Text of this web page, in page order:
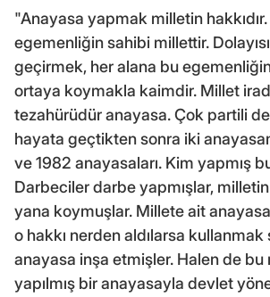
"Anayasa yapmak milletin
egemenliğin sahibi millettir.
geçirmek, her alana bu
ortaya koymakla kaimdir. Millet
tezahürüdür anayasa. Çok partili
hayata geçtikten sonra iki
ve 1982 anayasaları. Kim yapmış
Darbeciler darbe yapmışlar,
yana koymuşlar. Millete ait anayasa
o hakkı nerden aldılarsa
anayasa inşa etmişler. Halen de bu
yapılmış bir anayasayla devlet